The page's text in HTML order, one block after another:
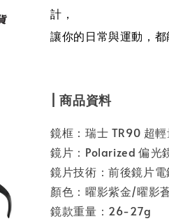
計，
讓你的日常與運動，都
| 商品資料
鏡框：瑞士 TR90 超
鏡片：Polarized 偏光
鏡片技術：前後鏡片
顏色：曜影紫金/曜影
鏡款重量：26-27g